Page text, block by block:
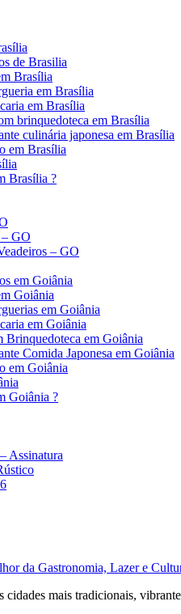
de Brasilia
Brasília
em Brasília
em Brasília
brinquedoteca em Brasília
culinária japonesa em Brasília
em Brasília
Brasília ?
GO
– GO
em Goiânia
Goiânia
em Goiânia
em Goiânia
Brinquedoteca em Goiânia
Comida Japonesa em Goiânia
em Goiânia
Goiânia ?
Assinatura
da Gastronomia, Lazer e
cidades mais tradicionais,